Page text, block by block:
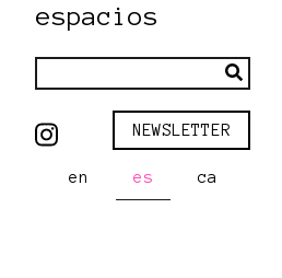
espacios
NEWSLETTER
en es ca